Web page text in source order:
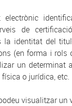
electrònic
de
la identitat del
(en forma i rols
un determinat
o jurídica, etc.
visualitzar un